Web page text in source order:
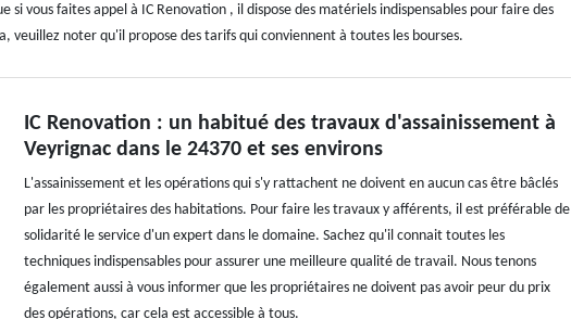
si vous faites appel à IC Renovation , il dispose des matériels indispensables pour faire des
veuillez noter qu'il propose des tarifs qui conviennent à toutes les bourses.
IC Renovation : un habitué des travaux d'assainissement à
Veyrignac dans le 24370 et ses environs
L'assainissement et les opérations qui s'y rattachent ne doivent en aucun cas être bâclés
par les propriétaires des habitations. Pour faire les travaux y afférents, il est préférable de
solidarité le service d'un expert dans le domaine. Sachez qu'il connait toutes les
techniques indispensables pour assurer une meilleure qualité de travail. Nous tenons
également aussi à vous informer que les propriétaires ne doivent pas avoir peur du prix
des opérations, car cela est accessible à tous.